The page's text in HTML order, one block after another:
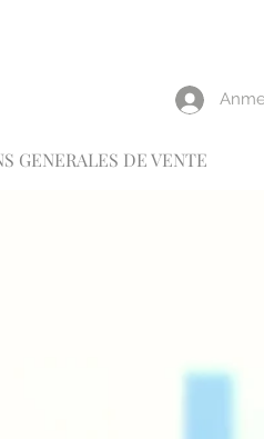
GENERALES DE VENTE